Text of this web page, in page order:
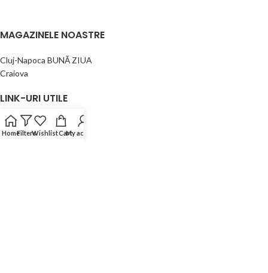
MAGAZINELE NOASTRE
Cluj-Napoca BUNĂ ZIUA
Craiova
LINK-URI UTILE
Confidențialitate
Politica retur
HomeFiltersWishlistCartMy account